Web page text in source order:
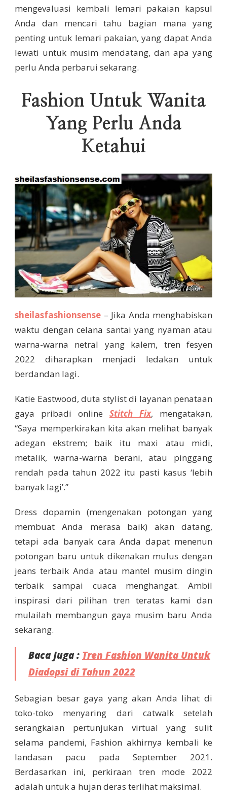
mengevaluasi kembali lemari pakaian kapsul
Anda dan mencari tahu bagian mana yang
penting untuk lemari pakaian, yang dapat Anda
lewati untuk musim mendatang, dan apa yang
perlu Anda perbarui sekarang.
Fashion Untuk Wanita
Yang Perlu Anda
Ketahui
sheilasfashionsense – Jika Anda menghabiskan
waktu dengan celana santai yang nyaman atau
warna-warna netral yang kalem, tren fesyen
2022 diharapkan menjadi ledakan untuk
berdandan lagi.
Katie Eastwood, duta stylist di layanan penataan
gaya pribadi online Stitch Fix, mengatakan,
“Saya memperkirakan kita akan melihat banyak
adegan ekstrem; baik itu maxi atau midi,
metalik, warna-warna berani, atau pinggang
rendah pada tahun 2022 itu pasti kasus ‘lebih
banyak lagi’.”
Dress dopamin (mengenakan potongan yang
membuat Anda merasa baik) akan datang,
tetapi ada banyak cara Anda dapat menenun
potongan baru untuk dikenakan mulus dengan
jeans terbaik Anda atau mantel musim dingin
terbaik sampai cuaca menghangat. Ambil
inspirasi dari pilihan tren teratas kami dan
mulailah membangun gaya musim baru Anda
sekarang.
Baca Juga : Tren Fashion Wanita Untuk
Diadopsi di Tahun 2022
Sebagian besar gaya yang akan Anda lihat di
toko-toko menyaring dari catwalk setelah
serangkaian pertunjukan virtual yang sulit
selama pandemi, Fashion akhirnya kembali ke
landasan pacu pada September 2021.
Berdasarkan ini, perkiraan tren mode 2022
adalah untuk a hujan deras terlihat maksimal.